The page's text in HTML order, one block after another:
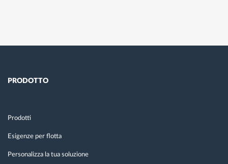
PRODOTTO
Prodotti
Esigenze per flotta
Personalizza la tua soluzione